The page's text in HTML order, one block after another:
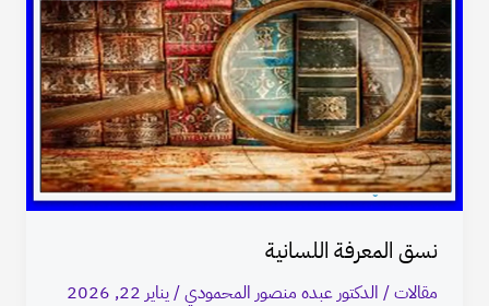
نسق المعرفة اللسانية
مقالات/ الدكتور عبده منصور المحمودي/يناير 22, 2026
المعرفة
اللسانية